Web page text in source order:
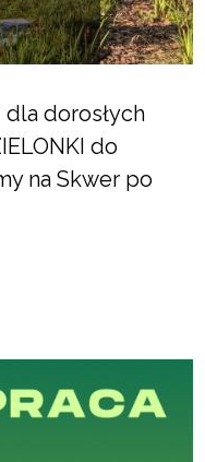
dla dorosłych
do
na Skwer po